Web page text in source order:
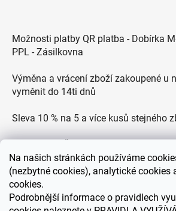
Na našich stránkách používáme
(nezbytné cookies), analytické cookies
cookies.
Podrobnější informace o pravidlech
Možnosti platby QR platba - Dobírka
PPL - Zásilkovna
Výměna a vrácení zboží zakoupené u
vyměnit do 14ti dnů
Sleva 10 % na 5 a více kusů stejného
Zákaznická podpora každý všední den
hodin